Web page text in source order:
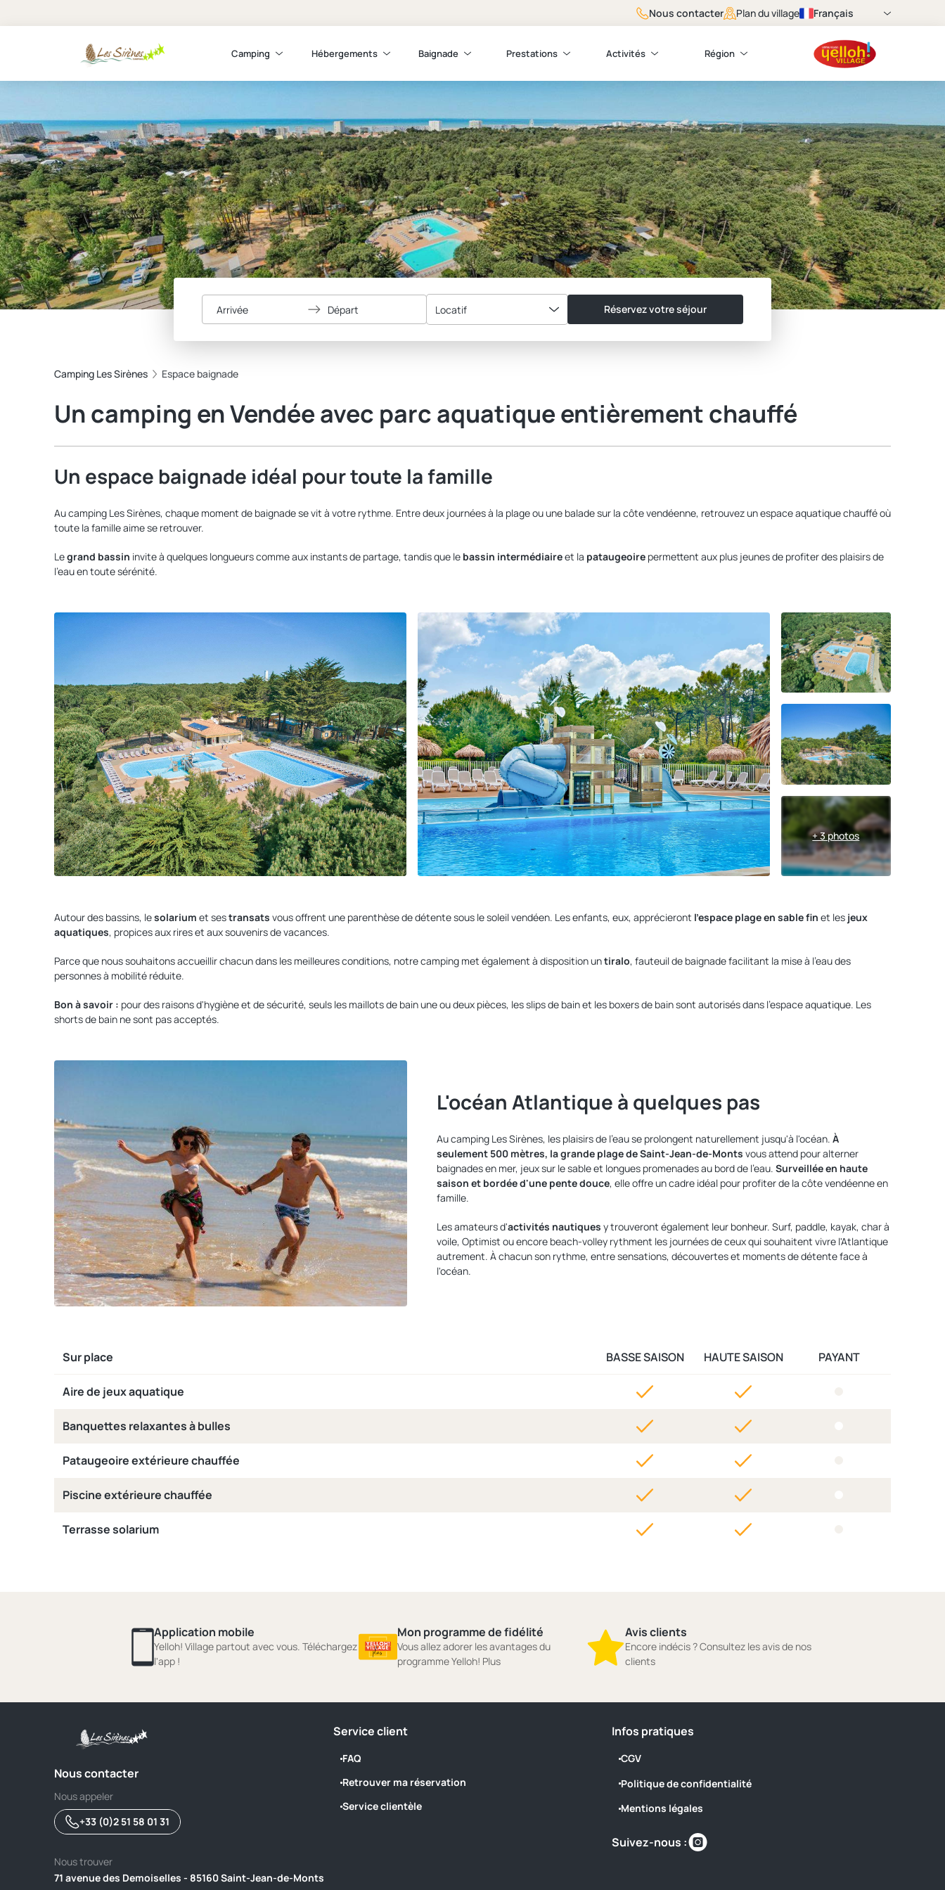
Nous contacter Plan du village Français
Camping Hébergements Baignade Prestations Activités Région
Arrivée Départ Locatif Réservez votre séjour
Camping Les Sirènes Espace baignade
Un camping en Vendée avec parc aquatique entièrement chauffé
Un espace baignade idéal pour toute la famille
Au camping Les Sirènes, chaque moment de baignade se vit à votre rythme. Entre deux journées à la plage ou une balade sur la côte vendéenne, retrouvez un espace aquatique chauffé où
toute la famille aime se retrouver.
Legrand bassin invite à quelques longueurs comme aux instants de partage, tandis que le bassin intermédiaireet la pataugeoire permettent aux plus jeunes de profiter des plaisirs de
l'eau en toute sérénité.
+ 3 photos
Autour des bassins, lesolarium et sestransats vous offrent une parenthèse de détente sous le soleil vendéen. Les enfants, eux, apprécieront l'espace plage en sable fin et les jeux
aquatiques, propices aux rires et aux souvenirs de vacances.
Parce que nous souhaitons accueillir chacun dans les meilleures conditions, notre camping met également à disposition untiralo, fauteuil de baignade facilitant la mise à l'eau des
personnes à mobilité réduite.
Bon à savoir : pour des raisons d'hygiène et de sécurité, seuls les maillots de bain une ou deux pièces, les slips de bain et les boxers de bain sont autorisés dans l'espace aquatique. Les
shorts de bain ne sont pas acceptés.
L'océan Atlantique à quelques pas
Au camping Les Sirènes, les plaisirs de l'eau se prolongent naturellement jusqu'à l'océan. À
seulement 500 mètres, la grande plage de Saint-Jean-de-Monts vous attend pour alterner
baignades en mer, jeux sur le sable et longues promenades au bord de l'eau. Surveillée en haute
saison et bordée d'une pente douce, elle offre un cadre idéal pour profiter de la côte vendéenne en
famille.
Les amateurs d'activités nautiques y trouveront également leur bonheur. Surf, paddle, kayak, char à
voile, Optimist ou encore beach-volley rythment les journées de ceux qui souhaitent vivre l'Atlantique
autrement. À chacun son rythme, entre sensations, découvertes et moments de détente face à
l'océan.
Sur place BASSE SAISON HAUTE SAISON PAYANT
Aire de jeux aquatique
Banquettes relaxantes à bulles
Pataugeoire extérieure chauffée
Piscine extérieure chauffée
Terrasse solarium
Application mobile
Yelloh! Village partout avec vous. Téléchargez
l'app !
Mon programme de fidélité
Vous allez adorer les avantages du
programme Yelloh! Plus
Avis clients
Encore indécis ? Consultez les avis de nos
clients
Nous contacter
Nous appeler
+33 (0)2 51 58 01 31
Nous trouver
71 avenue des Demoiselles - 85160 Saint-Jean-de-Monts
Service client
FAQ
Retrouver ma réservation
Service clientèle
Infos pratiques
CGV
Politique de confidentialité
Mentions légales
Suivez-nous :